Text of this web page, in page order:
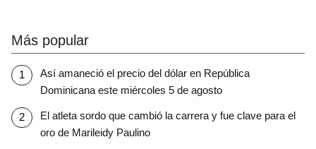
Más popular
Así amaneció el precio del dólar en República
Dominicana este miércoles 5 de agosto
El atleta sordo que cambió la carrera y fue clave para el
oro de Marileidy Paulino